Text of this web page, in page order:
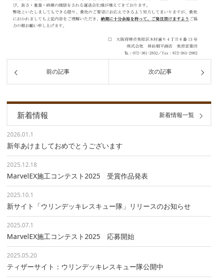
前の記事 次の記事
新着情報
2026.01.1
新年あけましておめでとうございます
2025.12.18
MarvelEX施工コンテスト2025 受賞作品発表
2025.10.1
新サイト「ウリンデッキレスキュー隊」リリースのお知らせ
2025.07.1
MarvelEX施工コンテスト2025 応募開始
2025.05.20
ティザーサイト：ウリンデッキレスキュー隊公開中
新着情報一覧